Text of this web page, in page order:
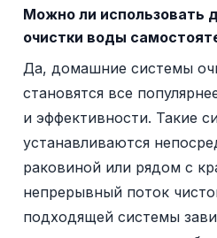
Можно ли использовать
очистки воды
Да, домашние системы
становятся все
и эффективности. Такие
устанавливаются
раковиной или рядом с
непрерывный поток
подходящей системы